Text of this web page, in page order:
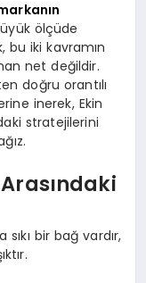
ölçüde
iki kavramın
net değildir.
doğru orantılı
inerek, Ekin
stratejilerini
bir bağ vardır,